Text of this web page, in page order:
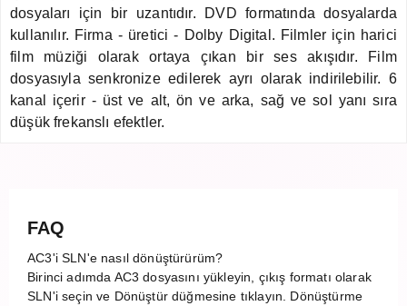
dosyaları için bir uzantıdır. DVD formatında dosyalarda
kullanılır. Firma - üretici - Dolby Digital. Filmler için harici
film müziği olarak ortaya çıkan bir ses akışıdır. Film
dosyasıyla senkronize edilerek ayrı olarak indirilebilir. 6
kanal içerir - üst ve alt, ön ve arka, sağ ve sol yanı sıra
düşük frekanslı efektler.
FAQ
AC3'i SLN'e nasıl dönüştürürüm?
Birinci adımda AC3 dosyasını yükleyin, çıkış formatı olarak
SLN'i seçin ve Dönüştür düğmesine tıklayın. Dönüştürme